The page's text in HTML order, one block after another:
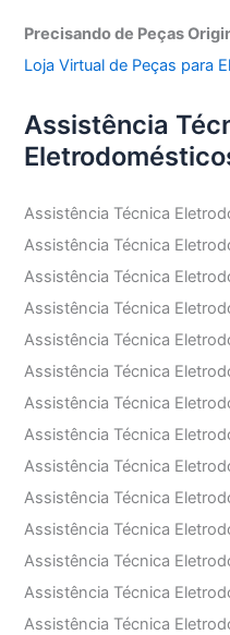
Precisando de Peças
Loja Virtual de Peças para
Assistência
Assistência Técnica
Assistência Técnica
Assistência Técnica
Assistência Técnica
Assistência Técnica
Assistência Técnica
Assistência Técnica
Assistência Técnica
Assistência Técnica
Assistência Técnica
Assistência Técnica
Assistência Técnica
Assistência Técnica
Assistência Técnica